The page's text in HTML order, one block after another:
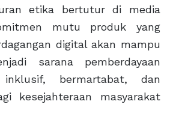
etika bertutur di media
mutu produk yang
digital akan mampu
sarana pemberdayaan
bermartabat, dan
kesejahteraan masyarakat